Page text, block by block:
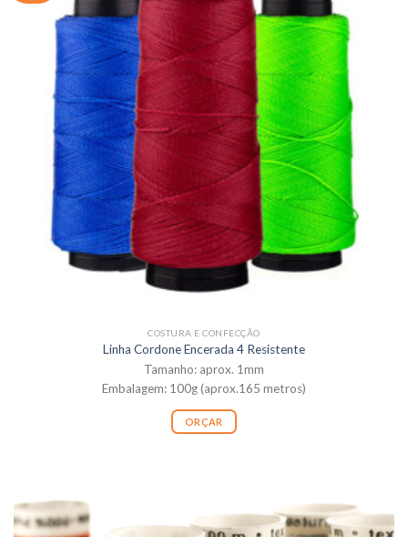
COSTURA E CONFECÇÃO
Linha Cordone Encerada 4 Resistente
Tamanho: aprox. 1mm
Embalagem: 100g (aprox.165 metros)
ORÇAR